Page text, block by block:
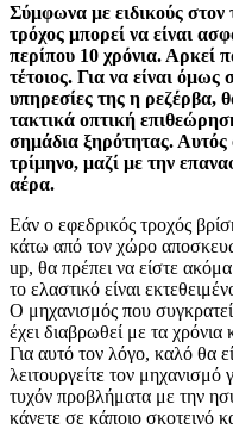
Σύμφωνα με ειδικούς στον
τρόχος μπορεί να είναι
περίπου 10 χρόνια. Αρκεί
τέτοιος. Για να είναι
υπηρεσίες της η ρεζέρβα,
τακτικά οπτική
σημάδια ξηρότητας. Αυτός
τρίμηνο, μαζί με την
αέρα.
Εάν ο εφεδρικός τροχός
κάτω από τον χώρο
up, θα πρέπει να είστε
το ελαστικό είναι
Ο μηχανισμός που
έχει διαβρωθεί με τα
Για αυτό τον λόγο, καλό θα
λειτουργείτε τον μηχανισμό
τυχόν προβλήματα με την
κάνετε σε κάποιο σκοτεινό